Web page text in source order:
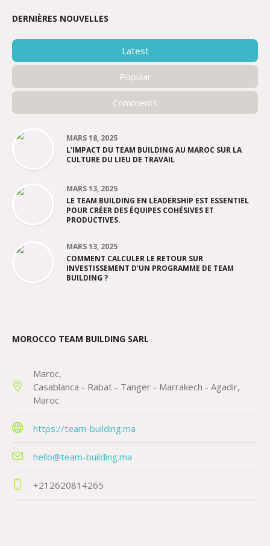
DERNIÈRES NOUVELLES
Latest
Popular
Comments
MARS 18, 2025
L’IMPACT DU TEAM BUILDING AU MAROC SUR LA
CULTURE DU LIEU DE TRAVAIL
MARS 13, 2025
LE TEAM BUILDING EN LEADERSHIP EST ESSENTIEL
POUR CRÉER DES ÉQUIPES COHÉSIVES ET
PRODUCTIVES.
MARS 13, 2025
COMMENT CALCULER LE RETOUR SUR
INVESTISSEMENT D’UN PROGRAMME DE TEAM
BUILDING ?
MOROCCO TEAM BUILDING SARL
Maroc
Casablanca - Rabat - Tanger - Marrakech - Agadir
Maroc
https://team-building.ma
hello@team-building.ma
+212620814265